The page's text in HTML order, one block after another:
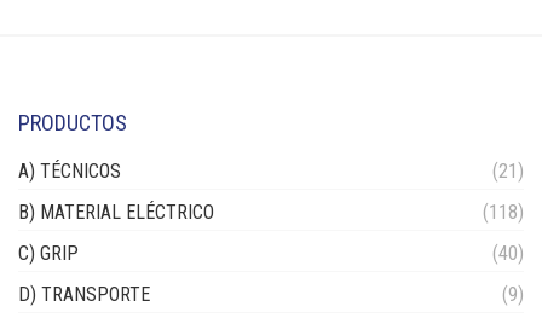
PRODUCTOS
A) TÉCNICOS
(21)
B) MATERIAL ELÉCTRICO
(118)
C) GRIP
(40)
D) TRANSPORTE
(9)